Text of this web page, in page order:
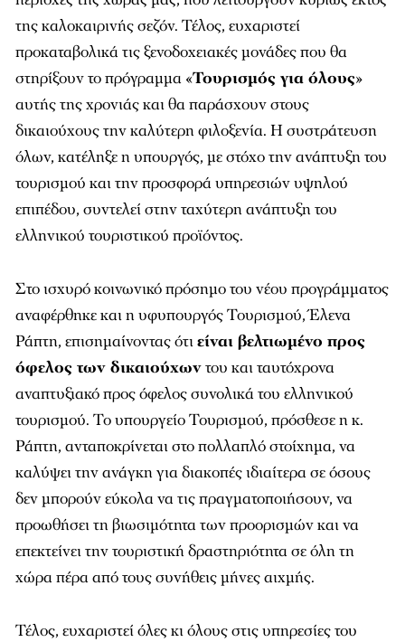
της καλοκαιρινής σεζόν. Τέλος, ευχαριστεί
προκαταβολικά τις ξενοδοχειακές μονάδες που θα
στηρίξουν το πρόγραμμα «Τουρισμός για όλους»
αυτής της χρονιάς και θα παράσχουν στους
δικαιούχους την καλύτερη φιλοξενία. Η συστράτευση
όλων, κατέληξε η υπουργός, με στόχο την ανάπτυξη του
τουρισμού και την προσφορά υπηρεσιών υψηλού
επιπέδου, συντελεί στην ταχύτερη ανάπτυξη του
ελληνικού τουριστικού προϊόντος.
Στο ισχυρό κοινωνικό πρόσημο του νέου προγράμματος
αναφέρθηκε και η υφυπουργός Τουρισμού, Έλενα
Ράπτη, επισημαίνοντας ότιείναι βελτιωμένο προς
όφελος των δικαιούχωντου και ταυτόχρονα
αναπτυξιακό προς όφελος συνολικά του ελληνικού
τουρισμού. Το υπουργείο Τουρισμού, πρόσθεσε η κ.
Ράπτη, ανταποκρίνεται στο πολλαπλό στοίχημα, να
καλύψει την ανάγκη για διακοπές ιδιαίτερα σε όσους
δεν μπορούν εύκολα να τις πραγματοποιήσουν, να
προωθήσει τη βιωσιμότητα των προορισμών και να
επεκτείνει την τουριστική δραστηριότητα σε όλη τη
χώρα πέρα από τους συνήθεις μήνες αιχμής.
Τέλος, ευχαριστεί όλες κι όλους στις υπηρεσίες του